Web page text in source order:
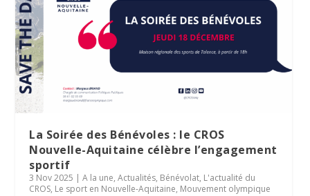
La Soirée des Bénévoles : le CROS
Nouvelle-Aquitaine célèbre l’engagement
sportif
3 Nov 2025 |A la une,Actualités, Bénévolat, L'actualité du
CROS, Le sport en Nouvelle-Aquitaine, Mouvement olympique